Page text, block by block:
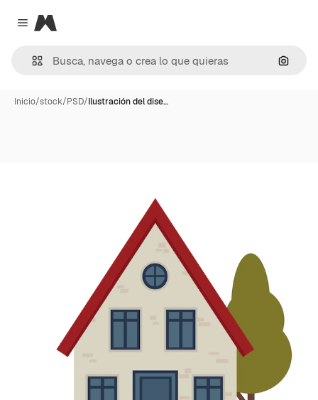
Close menu
Magnific
Inicio/stock/PSD/Ilustración del dise…